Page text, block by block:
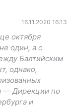
16.11.2020 16:13
октября
один, а с
Балтийским
однако,
— Дирекции по
и